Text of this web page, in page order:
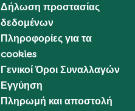
Δήλωση προστασίας
δεδομένων
Πληροφορίες για τα
cookies
Γενικοί Όροι Συναλλαγών
Εγγύηση
Πληρωμή και αποστολή